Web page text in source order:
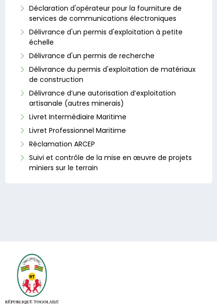
Déclaration d'opérateur pour la fourniture de
services de communications électroniques
Délivrance d'un permis d'exploitation à petite
échelle
Délivrance d'un permis de recherche
Délivrance du permis d'exploitation de matériaux
de construction
Délivrance d’une autorisation d’exploitation
artisanale (autres minerais)
Livret Intermédiaire Maritime
Livret Professionnel Maritime
Réclamation ARCEP
Suivi et contrôle de la mise en œuvre de projets
miniers sur le terrain